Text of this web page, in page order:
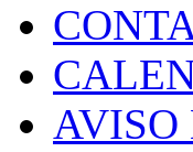
AVISO